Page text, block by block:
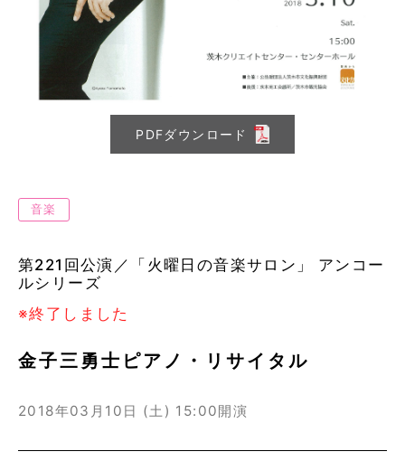
PDFダウンロード
音楽
第221回公演／「火曜日の音楽サロン」 アンコー
ルシリーズ
※終了しました
金子三勇士ピアノ・リサイタル
2018年03月10日 (土) 15:00開演